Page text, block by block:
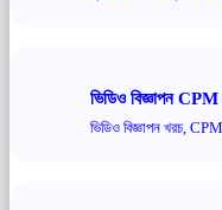
ভিডিও বিজ্ঞাপন
ভিডিও বিজ্ঞাপন খরচ,